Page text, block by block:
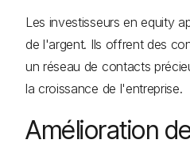
Les investisseurs en equity
de l'argent. Ils offrent des
un réseau de contacts
la croissance de l'entreprise.
Amélioration